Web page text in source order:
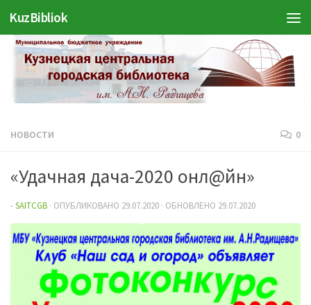
Перейти к содержимому
KuzBibliok
НОВОСТИ 0
«Удачная дача-2020 онл@йн»
-SAITCGB · ОПУБЛИКОВАНО 29.07.2020 · ОБНОВЛЕНО 29.07.2020